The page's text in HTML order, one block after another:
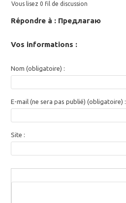
Vous lisez 0 fil de discussion
Répondre à : Предлагаю
Vos informations :
Nom (obligatoire) :
E-mail (ne sera pas publié) (obligatoire) :
Site :